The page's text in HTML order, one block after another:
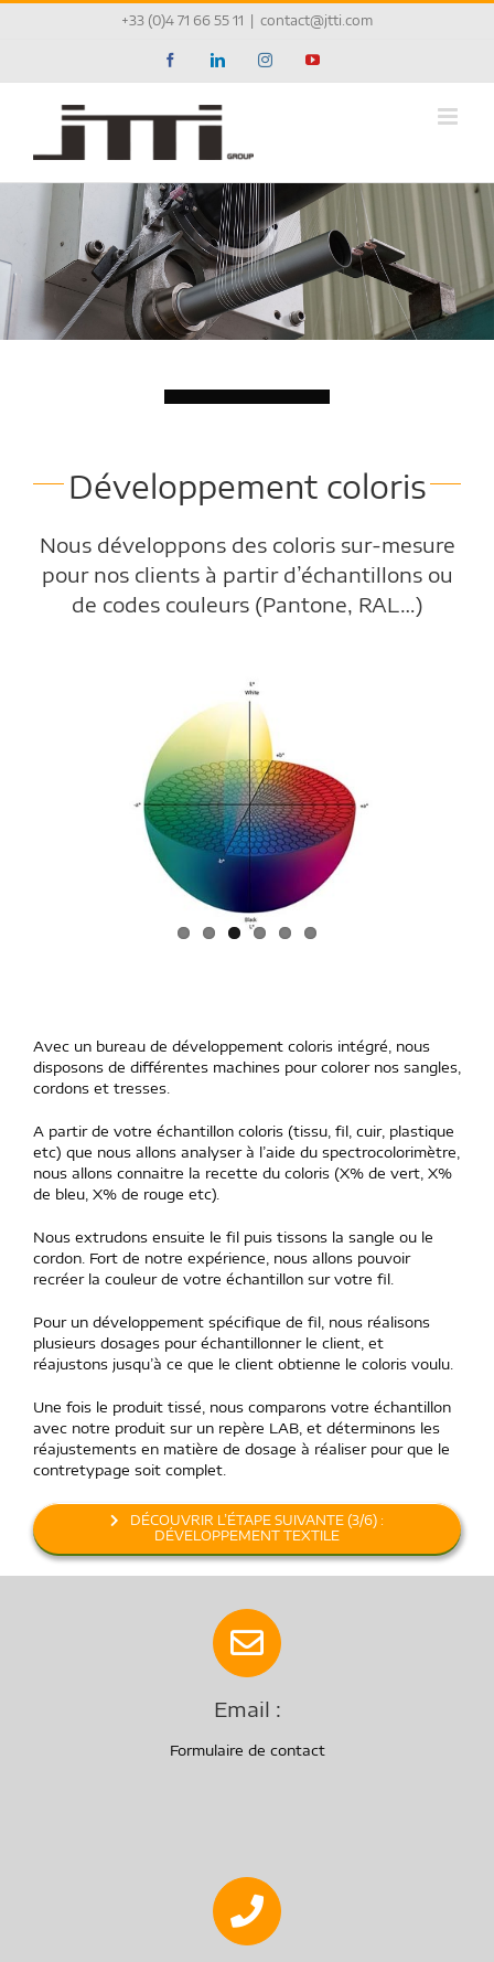
Passer
+33 (0)4 71 66 55 11 contact@jtti.com
FacebookLinkedInInstagramYouTube
Chargement...
Développement coloris
Nous développons des coloris sur-mesure
pour nos clients à partir d’échantillons ou
de codes couleurs (Pantone, RAL…)
Avec un bureau de développement coloris intégré, nous
disposons de différentes machines pour colorer nos sangles,
cordons et tresses.
A partir de votre échantillon coloris (tissu, fil, cuir, plastique
etc) que nous allons analyser à l’aide du spectrocolorimètre,
nous allons connaitre la recette du coloris (X% de vert, X%
de bleu, X% de rouge etc).
Nous extrudons ensuite le fil puis tissons la sangle ou le
cordon. Fort de notre expérience, nous allons pouvoir
recréer la couleur de votre échantillon sur votre fil.
Pour un développement spécifique de fil, nous réalisons
plusieurs dosages pour échantillonner le client, et
réajustons jusqu’à ce que le client obtienne le coloris voulu.
Une fois le produit tissé, nous comparons votre échantillon
avec notre produit sur un repère LAB, et déterminons les
réajustements en matière de dosage à réaliser pour que le
contretypage soit complet.
DÉCOUVRIR L’ÉTAPE SUIVANTE (3/6) :
DÉVELOPPEMENT TEXTILE
Email :
Formulaire de contact